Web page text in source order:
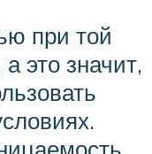
при той
это значит,